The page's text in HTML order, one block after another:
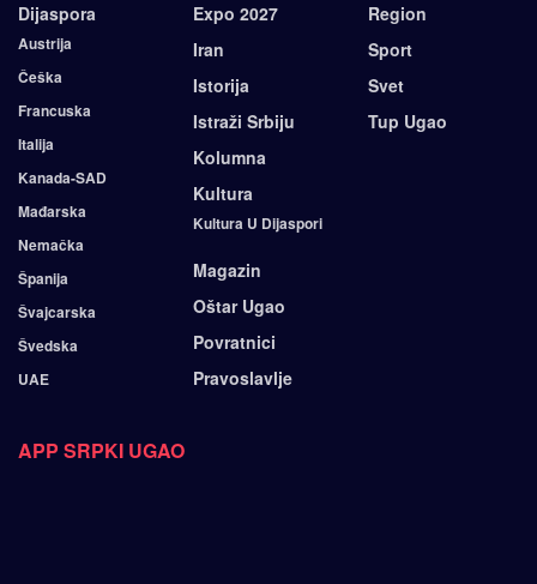
Dijaspora
Austrija
Češka
Francuska
Italija
Kanada-SAD
Mađarska
Nemačka
Španija
Švajcarska
Švedska
UAE
Expo 2027
Iran
Istorija
Istraži Srbiju
Kolumna
Kultura
Kultura U Dijaspori
Magazin
Oštar Ugao
Povratnici
Pravoslavlje
Region
Sport
Svet
Tup Ugao
APP SRPKI UGAO